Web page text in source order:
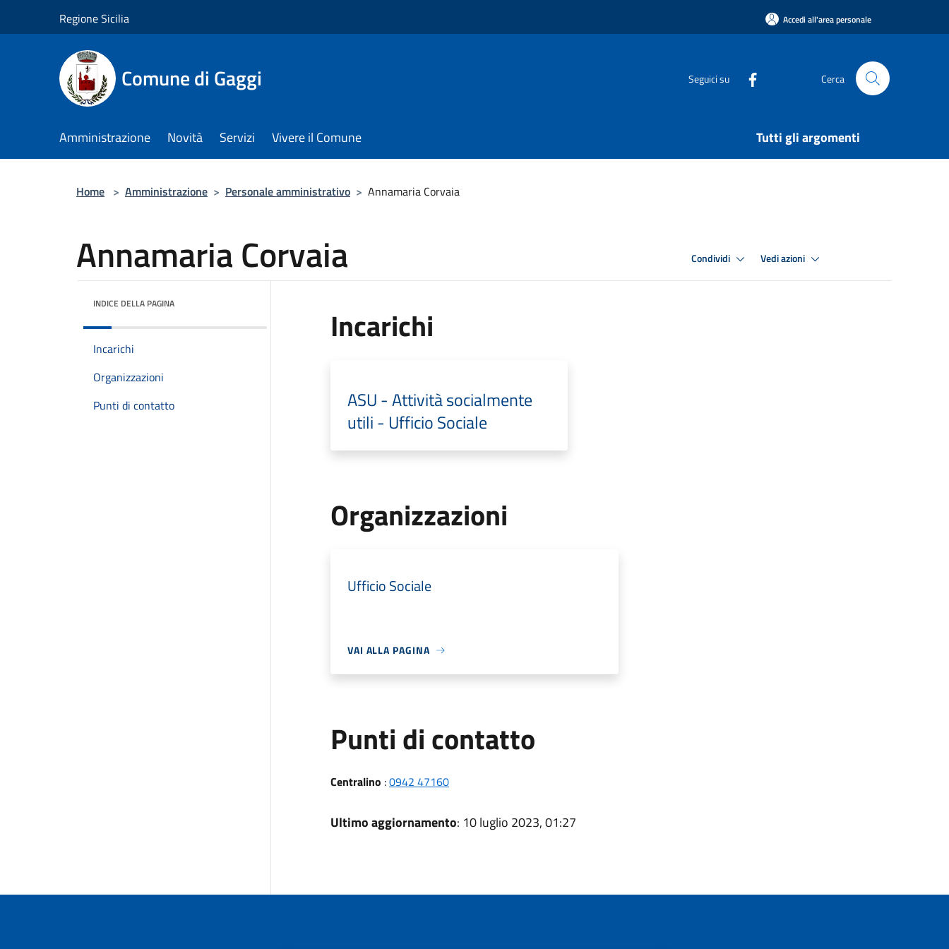
Regione Sicilia Accedi all'area personale
Comune di Gaggi Seguici su Cerca
Amministrazione Novità Servizi Vivere il Comune Tutti gli argomenti
Home > Amministrazione > Personale amministrativo > Annamaria Corvaia
Annamaria Corvaia Condividi Vedi azioni
INDICE DELLA PAGINA
Incarichi
Organizzazioni
Punti di contatto
Incarichi
ASU - Attività socialmente
utili - Ufficio Sociale
Organizzazioni
Ufficio Sociale
VAI ALLA PAGINA
Punti di contatto
Centralino :0942 47160
Ultimo aggiornamento: 10 luglio 2023, 01:27